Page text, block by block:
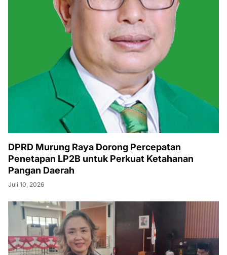
DPRD Murung Raya Dorong Percepatan
Penetapan LP2B untuk Perkuat Ketahanan
Pangan Daerah
Juli 10, 2026